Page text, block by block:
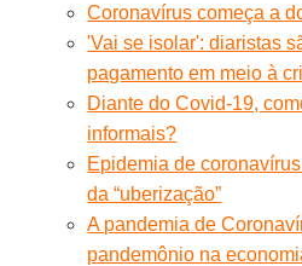
Coronavírus começa a
'Vai se isolar': diaristas
pagamento em meio à
Diante do Covid-19,
informais?
Epidemia de
da “uberização”
A pandemia de
pandemônio na